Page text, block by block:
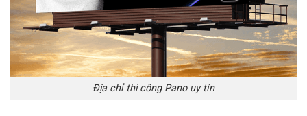
Địa chỉ thi công Pano uy tín